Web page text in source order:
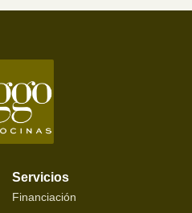
Servicios
Financiación